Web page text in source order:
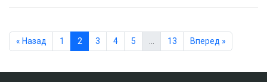
« Назад 1 2 3 4 5 … 13 Вперед »